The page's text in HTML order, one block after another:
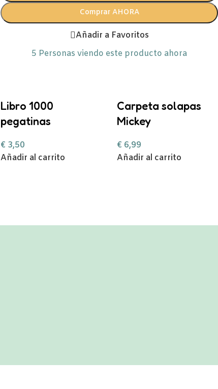
Comprar AHORA
Añadir a Favoritos
5 Personas viendo este producto ahora
Libro 1000
pegatinas
€ 3,50
Añadir al carrito
Carpeta solapas
Mickey
€ 6,99
Añadir al carrito